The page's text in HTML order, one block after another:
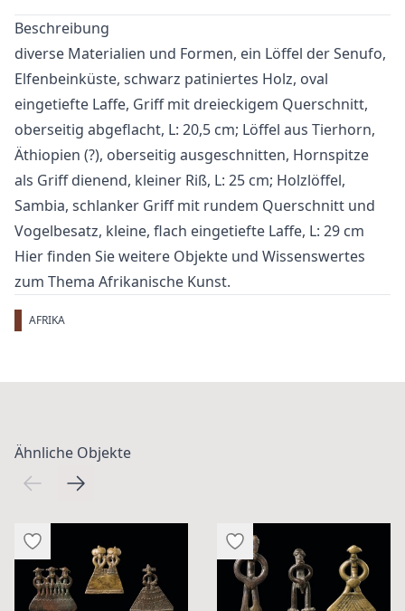
Beschreibung
diverse Materialien und Formen, ein Löffel der Senufo,
Elfenbeinküste, schwarz patiniertes Holz, oval
eingetiefte Laffe, Griff mit dreieckigem Querschnitt,
oberseitig abgeflacht, L: 20,5 cm; Löffel aus Tierhorn,
Äthiopien (?), oberseitig ausgeschnitten, Hornspitze
als Griff dienend, kleiner Riß, L: 25 cm; Holzlöffel,
Sambia, schlanker Griff mit rundem Querschnitt und
Vogelbesatz, kleine, flach eingetiefte Laffe, L: 29 cm
Hier finden Sie weitere Objekte und Wissenswertes
zum Thema Afrikanische Kunst.
AFRIKA
Ähnliche Objekte